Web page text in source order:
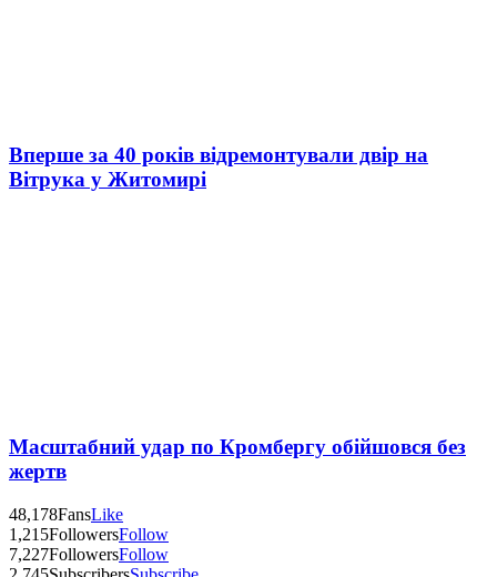
Вперше за 40 років відремонтували двір на
Вітрука у Житомирі
Масштабний удар по Кромбергу обійшовся без
жертв
48,178FansLike
1,215FollowersFollow
7,227FollowersFollow